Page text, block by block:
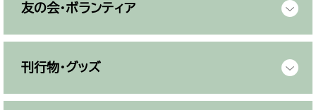
友の会・ボランティア
刊行物・グッズ